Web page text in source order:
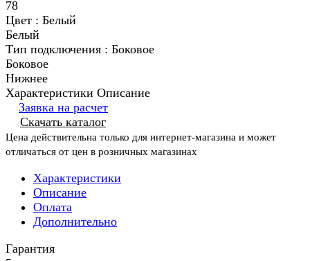
78
Цвет : Белый
Белый
Тип подключения : Боковое
Боковое
Нижнее
Характеристики Описание
Заявка на расчет
Скачать каталог
Цена действительна только для интернет-магазина и может
отличаться от цен в розничных магазинах
Характеристики
Описание
Оплата
Дополнительно
Гарантия